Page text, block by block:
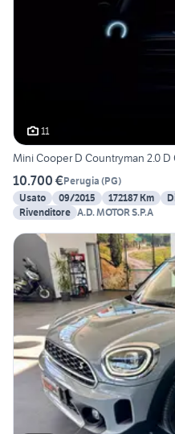
11
Mini Cooper D Countryman 2.0
10.700 €Perugia (PG)
Usato
09/2015 172187 Km
Rivenditore A.D. MOTOR S.P.A